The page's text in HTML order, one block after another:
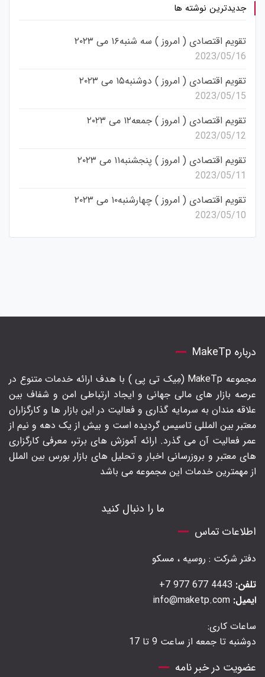
جدیدترین نوشته ها
تقویم اقتصادی ( امروز ) سه شنبه۱۶ می ۲۰۲۳
2023/05/16
تقویم اقتصادی ( امروز ) دوشنبه۱۵ می ۲۰۲۳
2023/05/15
تقویم اقتصادی ( امروز ) جمعه۱۲ می ۲۰۲۳
2023/05/12
تقویم اقتصادی ( امروز ) پنجشنبه۱۱ می ۲۰۲۳
2023/05/11
تقویم اقتصادی ( امروز ) چهارشنبه۱۰ می ۲۰۲۳
2023/05/10
درباره MakeTp
مجموعه MakeTp (مِیک تی پی ) با هدف ارائه خدمات متنوع در
عرصه بازار های مالی جهانی و ایجاد ارتباطی امن و شفاف بین
علاقه مندان به سرمایه گذاری و فعالیت در این بازار ها و کارگزاران
معتبر بین المللی تاسیس گردیده است و بیش از یک دهه و نیم از
عمر فعالیت آن می گذرد. ارائه آموزش های برتر‍، معرفی کارگزاری
های معتبر و بروزرسانی اخبار و تحلیل های بازار بورس بین الملل
از مهمترین خدمات این مجموعه می باشد
ما را دنبال کنید
اطلاعات تماس
دفتر شرکت : روسیه ، مسکو
تلفن:
ایمیل:
ساعات کاری:
دوشنبه تا جمعه از ساعت 9 تا 17
عضویت در خبر نامه